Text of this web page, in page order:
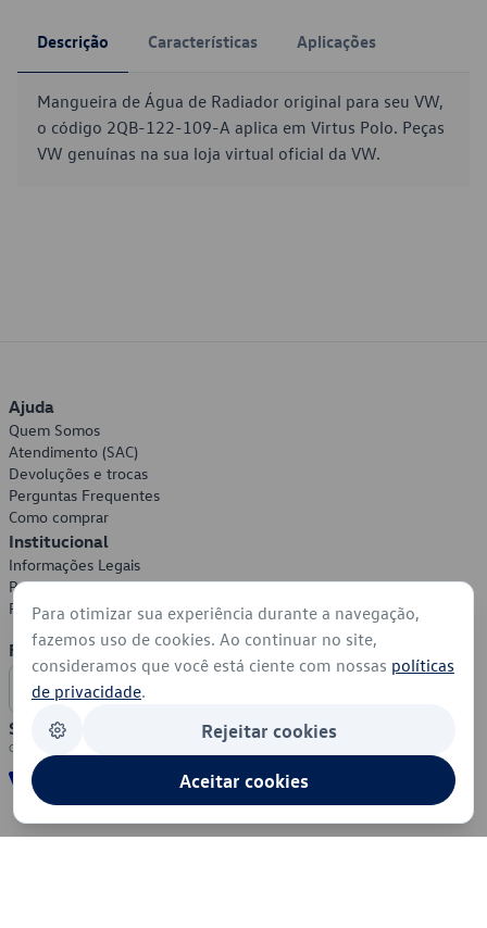
Descrição Características Aplicações
Mangueira de Água de Radiador original para seu VW,
o código 2QB-122-109-A aplica em Virtus Polo. Peças
VW genuínas na sua loja virtual oficial da VW.
Ajuda
Quem Somos
Atendimento (SAC)
Devoluções e trocas
Perguntas Frequentes
Como comprar
Institucional
Informações Legais
Política de Privacidade
Política de Cookies
Formas de Pagamento
Segurança
Para otimizar sua experiência durante a navegação,
fazemos uso de cookies. Ao continuar no site,
consideramos que você está ciente com nossas políticas
de privacidade.
Rejeitar cookies
Aceitar cookies